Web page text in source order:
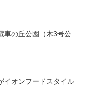
車の丘公園（木3号公
イオンフードスタイル